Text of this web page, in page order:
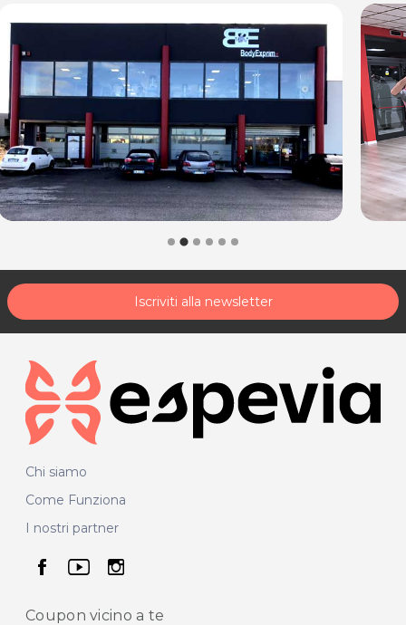
Iscriviti alla newsletter
Chi siamo
Come Funziona
I nostri partner
seguici su facebook
seguici su youtube
seguici su instagram
Coupon vicino a te